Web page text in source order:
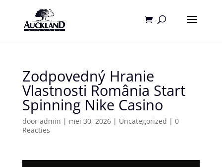
Zodpovedný Hranie
Vlastnosti România Start
Spinning Nike Casino
door admin | mei 30, 2026| Uncategorized | 0
Reacties